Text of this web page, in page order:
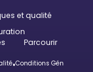
et qualité
Parcourir
•Conditions Générales